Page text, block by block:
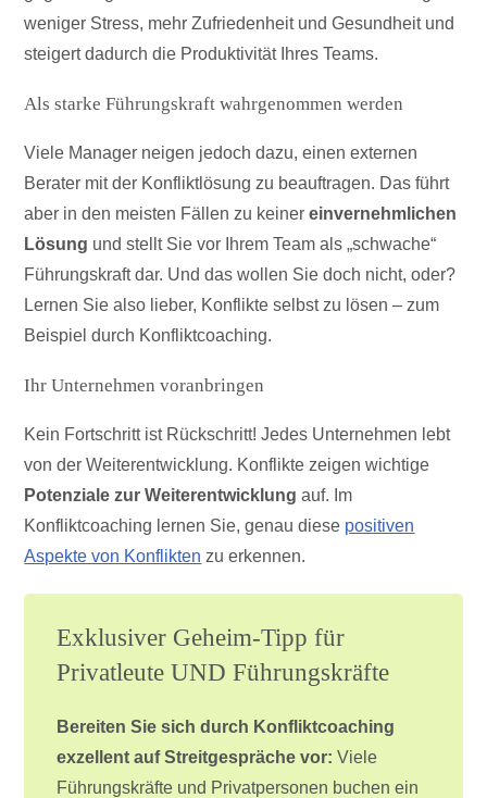
weniger Stress, mehr Zufriedenheit und Gesundheit und
steigert dadurch die Produktivität Ihres Teams.
Als starke Führungskraft wahrgenommen werden
Viele Manager neigen jedoch dazu, einen externen
Berater mit der Konfliktlösung zu beauftragen. Das führt
aber in den meisten Fällen zu keinereinvernehmlichen
Lösung und stellt Sie vor Ihrem Team als „schwache“
Führungskraft dar. Und das wollen Sie doch nicht, oder?
Lernen Sie also lieber, Konflikte selbst zu lösen – zum
Beispiel durch Konfliktcoaching.
Ihr Unternehmen voranbringen
Kein Fortschritt ist Rückschritt! Jedes Unternehmen lebt
von der Weiterentwicklung. Konflikte zeigen wichtige
Potenziale zur Weiterentwicklung auf. Im
Konfliktcoaching lernen Sie, genau diese positiven
Aspekte von Konflikten zu erkennen.
Exklusiver Geheim-Tipp für
Privatleute UND Führungskräfte
Bereiten Sie sich durch Konfliktcoaching
exzellent auf Streitgespräche vor:Viele
Führungskräfte und Privatpersonen buchen ein